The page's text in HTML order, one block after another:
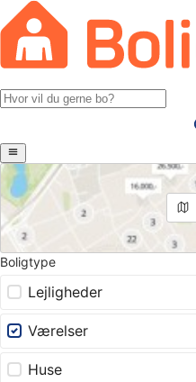
Boligtype
Lejligheder
Værelser
Huse